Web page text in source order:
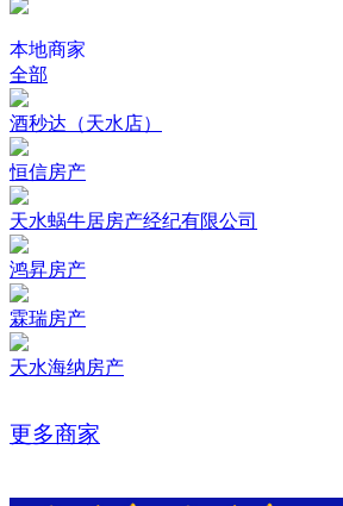
本地商家
全部
酒秒达（天水店）
恒信房产
天水蜗牛居房产经纪有限公司
鸿昇房产
霖瑞房产
天水海纳房产
更多商家